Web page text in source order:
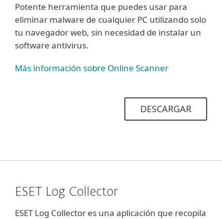
Potente herramienta que puedes usar para
eliminar malware de cualquier PC utilizando solo
tu navegador web, sin necesidad de instalar un
software antivirus.
Más información sobre Online Scanner
DESCARGAR
ESET Log Collector
ESET Log Collector es una aplicación que recopila